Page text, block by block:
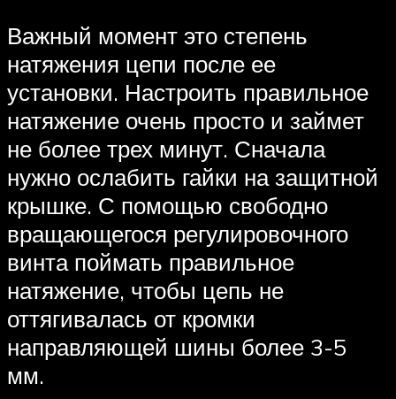
Важный момент это степень
натяжения цепи после ее
установки. Настроить правильное
натяжение очень просто и займет
не более трех минут. Сначала
нужно ослабить гайки на защитной
крышке. С помощью свободно
вращающегося регулировочного
винта поймать правильное
натяжение, чтобы цепь не
оттягивалась от кромки
направляющей шины более 3-5
мм.